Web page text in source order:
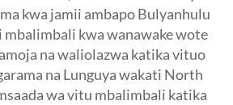
kwa jamii ambapo Bulyanhulu
mbalimbali kwa wanawake wote
na waliolazwa katika vituo
na Lunguya wakati North
wa vitu mbalimbali katika